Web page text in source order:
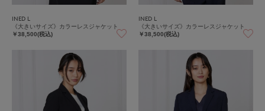
INED L
《大きいサイズ》カラーレスジャケット
￥38,500(税込)
INED L
《大きいサイズ》カラーレスジャケット
￥38,500(税込)